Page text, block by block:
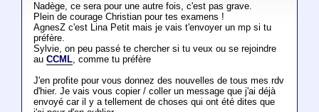
Nadège, ce sera pour une autre fois, c'est pas grave.
Plein de courage Christian pour tes examens !
AgnesZ c'est Lina Petit mais je vais t'envoyer un mp si tu
préfère.
Sylvie, on peu passé te chercher si tu veux ou se rejoindre
au CCML, comme tu préfère
J'en profite pour vous donnez des nouvelles de tous mes rdv
d'hier. Je vais vous copier / coller un message que j'ai déjà
envoyé car il y a tellement de choses qui ont été dites que